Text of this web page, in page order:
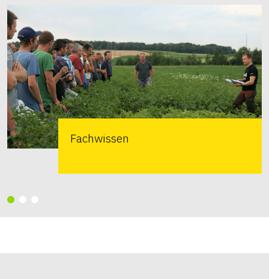
Fachwissen